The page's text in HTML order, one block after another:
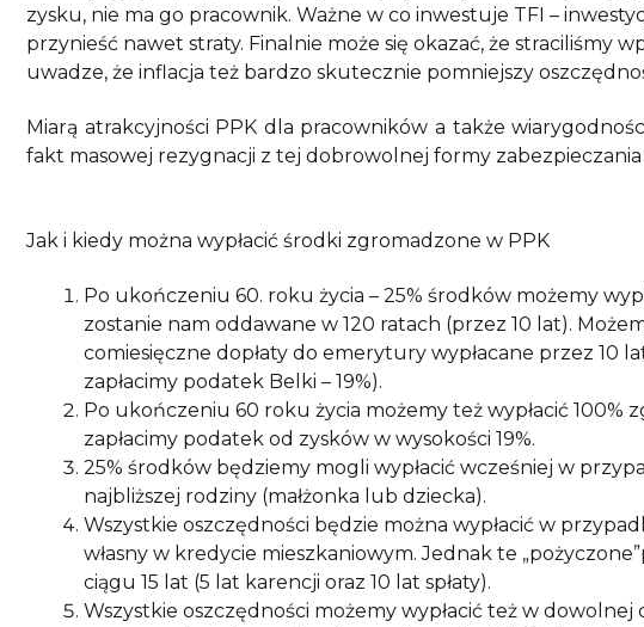
zysku, nie ma go pracownik. Ważne w co inwestuje TFI –
przynieść nawet straty. Finalnie może się okazać, że straciliśmy
uwadze, że inflacja też bardzo skutecznie pomniejszy
Miarą atrakcyjności PPK dla pracowników a także
fakt masowej rezygnacji z tej dobrowolnej formy zabezpieczania
Jak i kiedy można wypłacić środki zgromadzone w PPK
Po ukończeniu 60. roku życia – 25% środków możemy
zostanie nam oddawane w 120 ratach (przez 10 lat).
comiesięczne dopłaty do emerytury wypłacane przez 10
zapłacimy podatek Belki – 19%).
Po ukończeniu 60 roku życia możemy też wypłacić 100%
zapłacimy podatek od zysków w wysokości 19%.
25% środków będziemy mogli wypłacić wcześniej w
najbliższej rodziny (małżonka lub dziecka).
Wszystkie oszczędności będzie można wypłacić w
własny w kredycie mieszkaniowym. Jednak te
ciągu 15 lat (5 lat karencji oraz 10 lat spłaty).
Wszystkie oszczędności możemy wypłacić też w